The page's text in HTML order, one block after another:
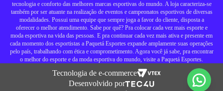
tecnologia e conforto das melhores marcas esportivas do mundo. A loja caracteriza-se
também por ser atuante na realização de eventos e campeonatos esportivos de diversas
modalidades. Possui uma equipe que sempre joga a favor do cliente, disposta a
oferecer o melhor atendimento. Sabe por quê? Pra colocar cada vez mais esporte e
moda esportiva na vida das pessoas. E pra continuar cada vez mais ativa e presente em
cada momento dos esportistas a Paquetá Esportes expande amplamente suas operações
pelo país, trabalhando com ética e comprometimento. Agora você já sabe, pra encontrar
o melhor do esporte e da moda esportiva do mundo, visite a Paquetá Esportes.
Tecnologia de e-commerce
Desenvolvido por